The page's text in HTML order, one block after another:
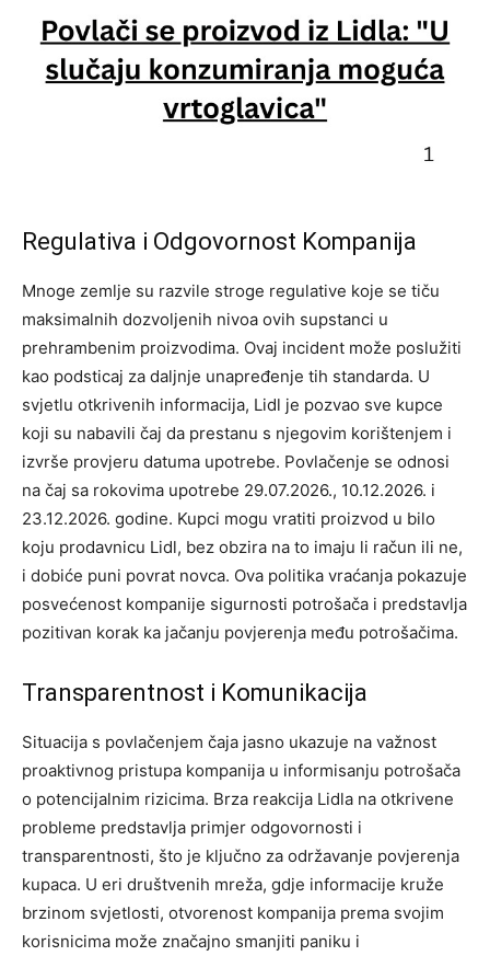
Regulativa i Odgovornost Kompanija
Mnoge zemlje su razvile stroge regulative koje se tiču
maksimalnih dozvoljenih nivoa ovih supstanci u
prehrambenim proizvodima. Ovaj incident može poslužiti
kao podsticaj za daljnje unapređenje tih standarda. U
svjetlu otkrivenih informacija, Lidl je pozvao sve kupce
koji su nabavili čaj da prestanu s njegovim korištenjem i
izvrše provjeru datuma upotrebe. Povlačenje se odnosi
na čaj sa rokovima upotrebe 29.07.2026., 10.12.2026. i
23.12.2026. godine. Kupci mogu vratiti proizvod u bilo
koju prodavnicu Lidl, bez obzira na to imaju li račun ili ne,
i dobiće puni povrat novca. Ova politika vraćanja pokazuje
posvećenost kompanije sigurnosti potrošača i predstavlja
pozitivan korak ka jačanju povjerenja među potrošačima.
Transparentnost i Komunikacija
Situacija s povlačenjem čaja jasno ukazuje na važnost
proaktivnog pristupa kompanija u informisanju potrošača
o potencijalnim rizicima. Brza reakcija Lidla na otkrivene
probleme predstavlja primjer odgovornosti i
transparentnosti, što je ključno za održavanje povjerenja
kupaca. U eri društvenih mreža, gdje informacije kruže
brzinom svjetlosti, otvorenost kompanija prema svojim
korisnicima može značajno smanjiti paniku i